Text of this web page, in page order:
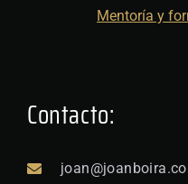
Mentoría y
Contacto: